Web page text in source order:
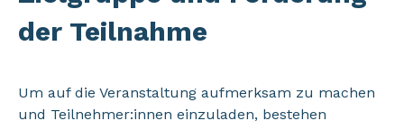
der Teilnahme
Um auf die Veranstaltung aufmerksam zu machen
und Teilnehmer:innen einzuladen, bestehen